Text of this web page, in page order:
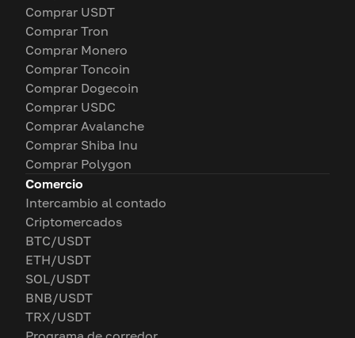
Comprar USDT
Comprar Tron
Comprar Monero
Comprar Toncoin
Comprar Dogecoin
Comprar USDC
Comprar Avalanche
Comprar Shiba Inu
Comprar Polygon
Comercio
Intercambio al contado
Criptomercados
BTC/USDT
ETH/USDT
SOL/USDT
BNB/USDT
TRX/USDT